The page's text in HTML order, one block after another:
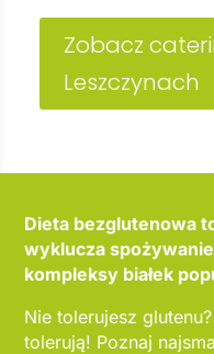
Zobacz
Leszczynach
Dieta bezglutenowa
wyklucza
kompleksy białek
Nie tolerujesz
tolerują! Poznaj